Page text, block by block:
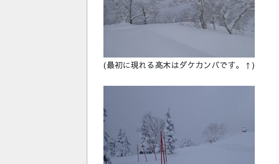
(最初に現れる高木はダケカンバです。↑)